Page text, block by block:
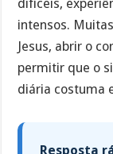
difíceis,
intensos.
Jesus, abrir o
permitir que o
diária costuma
Resposta